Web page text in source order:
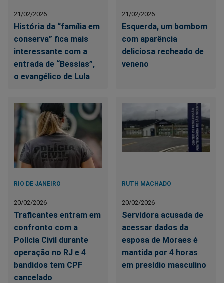
21/02/2026
História da “família em
conserva” fica mais
interessante com a
entrada de “Bessias”,
o evangélico de Lula
21/02/2026
Esquerda, um bombom
com aparência
deliciosa recheado de
veneno
RIO DE JANEIRO
20/02/2026
Traficantes entram em
confronto com a
Polícia Civil durante
operação no RJ e 4
bandidos tem CPF
cancelado
RUTH MACHADO
20/02/2026
Servidora acusada de
acessar dados da
esposa de Moraes é
mantida por 4 horas
em presídio masculino